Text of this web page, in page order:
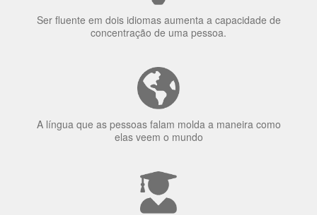
A língua que as pessoas falam molda a maneira como
elas veem o mundo
70% dos recrutadores de emprego consideram o
bilinguismo uma qualidade extremamente impressionante